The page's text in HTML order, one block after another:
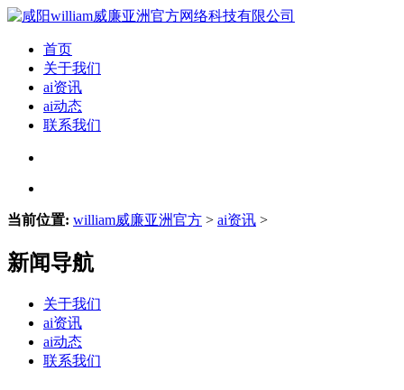
首页
关于我们
ai资讯
ai动态
联系我们
当前位置: william威廉亚洲官方 > ai资讯 >
新闻导航
关于我们
ai资讯
ai动态
联系我们